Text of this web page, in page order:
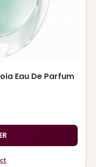
Eau De Parfum